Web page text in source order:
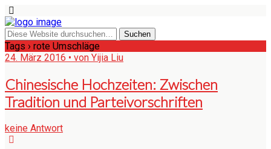
Tags › rote Umschläge
24. März 2016 • von Yijia Liu
Chinesische Hochzeiten: Zwischen
Tradition und Parteivorschriften
keine Antwort